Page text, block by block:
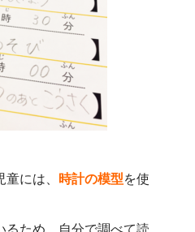
には、 時計の模型を使